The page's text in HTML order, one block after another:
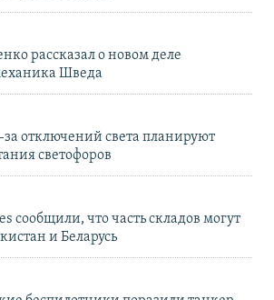
рассказал о новом деле
Шведа
за отключений света планируют
светофоров
сообщили, что часть складов могут
и Беларусь